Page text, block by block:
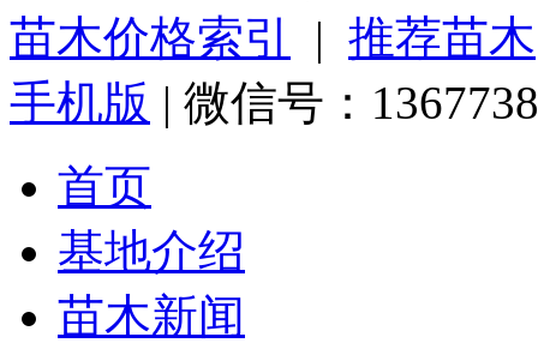
苗木价格索引
| 推荐苗木
手机版 | 微信号：
首页
基地介绍
苗木新闻